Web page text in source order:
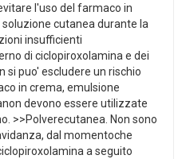
l'uso del farmaco in
cutanea durante la
insufficienti
di ciclopiroxolamina e dei
si puo' escludere un rischio
in crema, emulsione
devono essere utilizzate
>>Polverecutanea. Non sono
dal momentoche
a seguito